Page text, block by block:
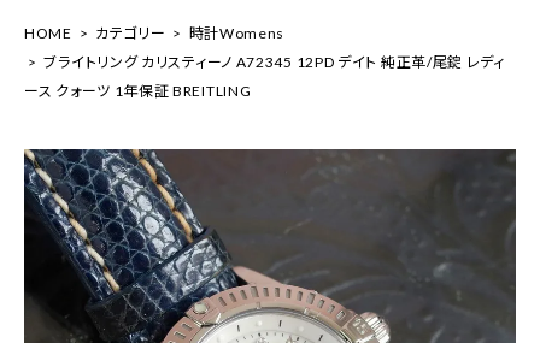
HOME カテゴリー
時計Womens
ブライトリング カリスティーノ A72345 12PD デイト 純正革/尾錠 レディ
ース クォーツ 1年保証 BREITLING